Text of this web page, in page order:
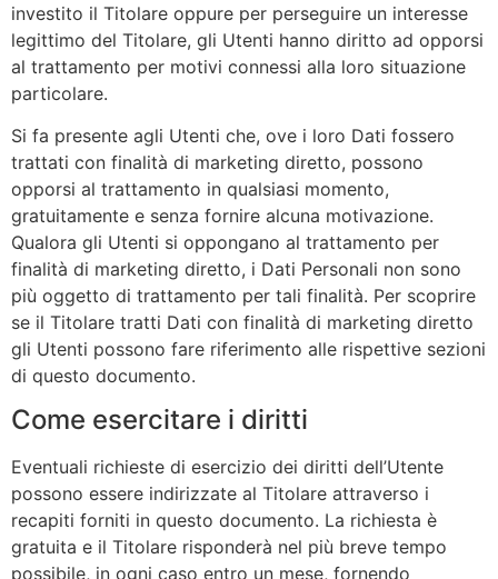
investito il Titolare oppure per perseguire un interesse
legittimo del Titolare, gli Utenti hanno diritto ad opporsi
al trattamento per motivi connessi alla loro situazione
particolare.
Si fa presente agli Utenti che, ove i loro Dati fossero
trattati con finalità di marketing diretto, possono
opporsi al trattamento in qualsiasi momento,
gratuitamente e senza fornire alcuna motivazione.
Qualora gli Utenti si oppongano al trattamento per
finalità di marketing diretto, i Dati Personali non sono
più oggetto di trattamento per tali finalità. Per scoprire
se il Titolare tratti Dati con finalità di marketing diretto
gli Utenti possono fare riferimento alle rispettive sezioni
di questo documento.
Come esercitare i diritti
Eventuali richieste di esercizio dei diritti dell’Utente
possono essere indirizzate al Titolare attraverso i
recapiti forniti in questo documento. La richiesta è
gratuita e il Titolare risponderà nel più breve tempo
possibile, in ogni caso entro un mese, fornendo